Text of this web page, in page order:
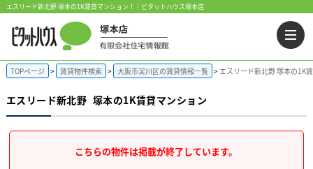
エスリード新北野 塚本の1K賃貸マンション！｜ピタットハウス塚本店
TOPページ 賃貸物件検索 大阪市淀川区の賃貸情報一覧 エスリード新北野 塚本の1K
エスリード新北野 塚本の1K賃貸マンション
こちらの物件は掲載が終了しています。